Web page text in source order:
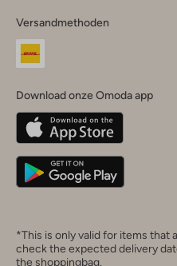
dein
Land
Belgique(Français)
Deutschland
Versandmethoden
Download onze Omoda app
*This is only valid for items that
check the expected delivery
the shoppingbag.